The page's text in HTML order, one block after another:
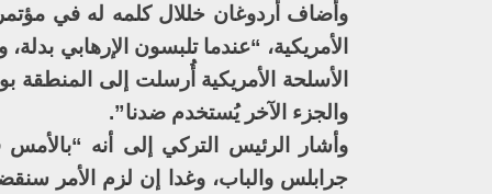
وأضاف أردوغان خللال كلمه له في مؤتمر
الأمريكية، “عندما تلبسون الإرهابي
الأسلحة الأمريكية أُرسلت إلى
والجزء الآخر يُستخدم ضدنا”.